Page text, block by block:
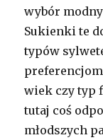
wybór
Sukienki te
typów
wiek czy typ
tutaj coś
młodszych